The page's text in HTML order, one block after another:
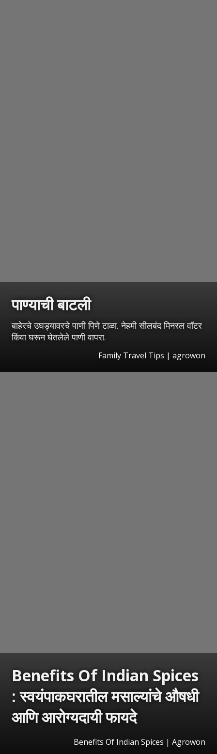
पाण्याची बाटली
बाहेरचे उघड्यावरचे पाणी पिणे टाळा. नेहमी सीलबंद मिनरल वॉटर
किंवा घरून घेतलेले पाणी वापरा.
Family Travel Tips | agrowon
Benefits Of Indian Spices
: स्वयंपाकघरातील मसाल्यांचे औषधी
आणि आरोग्यदायी फायदे
Benefits Of Indian Spices | Agrowon